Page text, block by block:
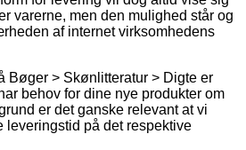
varerne, men den mulighed står og
af internet virksomhedens
Bøger > Skønlitteratur > Digte er
behov for dine nye produkter om
er det ganske relevant at vi
leveringstid på det respektive